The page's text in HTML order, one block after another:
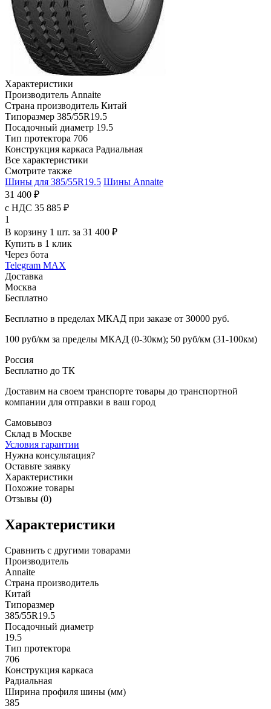
Характеристики
Производитель Annaite
Страна производитель Китай
Типоразмер 385/55R19.5
Посадочный диаметр 19.5
Тип протектора 706
Конструкция каркаса Радиальная
Все характеристики
Смотрите также
Шины для 385/55R19.5 Шины Annaite
31 400 ₽
с НДС 35 885 ₽
1
В корзину 1 шт. за 31 400 ₽
Купить в 1 клик
Через бота
Telegram MAX
Доставка
Москва
Бесплатно
Бесплатно в пределах МКАД при заказе от 30000 руб.
100 руб/км за пределы МКАД (0-30км); 50 руб/км (31-100км)
Россия
Бесплатно до ТК
Доставим на своем транспорте товары до транспортной
компании для отправки в ваш город
Самовывоз
Склад в Москве
Условия гарантии
Нужна консультация?
Оставьте заявку
Характеристики
Похожие товары
Отзывы (0)
Характеристики
Сравнить с другими товарами
Производитель
Annaite
Страна производитель
Китай
Типоразмер
385/55R19.5
Посадочный диаметр
19.5
Тип протектора
706
Конструкция каркаса
Радиальная
Ширина профиля шины (мм)
385